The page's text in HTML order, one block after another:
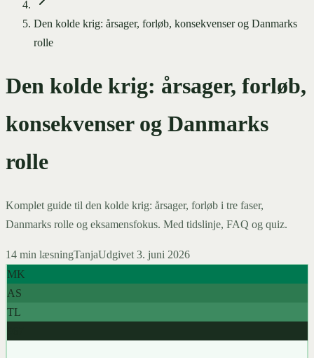
Den kolde krig: årsager, forløb, konsekvenser og Danmarks
rolle
Den kolde krig: årsager, forløb,
konsekvenser og Danmarks
rolle
Komplet guide til den kolde krig: årsager, forløb i tre faser,
Danmarks rolle og eksamensfokus. Med tidslinje, FAQ og quiz.
14 min læsningTanjaUdgivet 3. juni 2026
MK
AS
TL